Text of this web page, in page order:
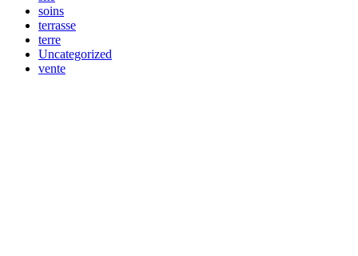
soins
terrasse
terre
Uncategorized
vente